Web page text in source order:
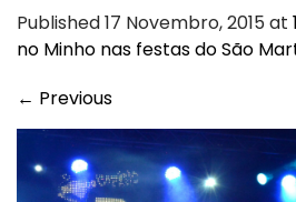
Published 17 Novembro, 2015 at
no Minho nas festas do São
← Previous